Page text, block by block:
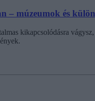
– múzeumok és
kikapcsolódásra